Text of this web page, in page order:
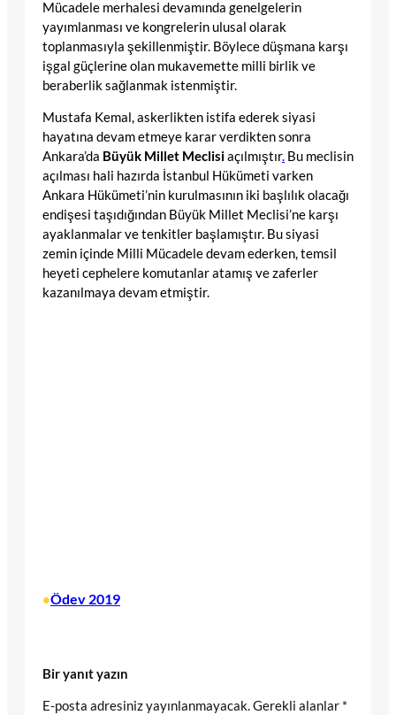
Mücadele merhalesi devamında genelgelerin
yayımlanması ve kongrelerin ulusal olarak
toplanmasıyla şekillenmiştir. Böylece düşmana karşı
işgal güçlerine olan mukavemette milli birlik ve
beraberlik sağlanmak istenmiştir.
Mustafa Kemal, askerlikten istifa ederek siyasi
hayatına devam etmeye karar verdikten sonra
Ankara’da Büyük Millet Meclisiaçılmıştır. Bu meclisin
açılması hali hazırda İstanbul Hükümeti varken
Ankara Hükümeti’nin kurulmasının iki başlılık olacağı
endişesi taşıdığından Büyük Millet Meclisi’ne karşı
ayaklanmalar ve tenkitler başlamıştır. Bu siyasi
zemin içinde Milli Mücadele devam ederken, temsil
heyeti cephelere komutanlar atamış ve zaferler
kazanılmaya devam etmiştir.
•Ödev 2019
Bir yanıt yazın
E-posta adresiniz yayınlanmayacak. Gerekli alanlar *